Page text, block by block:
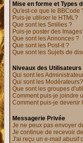
Mise en forme et Types
Qu'est-ce que le BBCode
Puis-je utiliser le HTML?
Que sont les Smilies ?
Puis-je poster des
Que sont les Annonces ?
Que sont les Post-it ?
Que sont les Sujets de
Niveaux des Utilisateurs
Qui sont les
Qui sont les Modérateurs?
Que sont les groupes
Comment puis-je joindre
Comment puis-je devenir
Messagerie Privée
Je ne peux pas envoyer
Je continue de recevoir
J'ai reçu un e-mail abusif